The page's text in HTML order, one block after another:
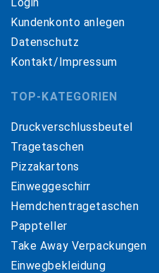
Kundenkonto anlegen
Datenschutz
Kontakt/Impressum
TOP-KATEGORIEN
Druckverschlussbeutel
Tragetaschen
Pizzakartons
Einweggeschirr
Hemdchentragetaschen
Pappteller
Take Away Verpackungen
Einwegbekleidung